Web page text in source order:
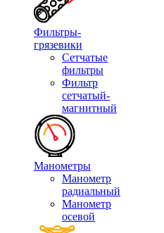
Фильтры-
грязевики
Сетчатые
фильтры
Фильтр
сетчатый-
магнитный
Манометры
Манометр
радиальный
Манометр
осевой